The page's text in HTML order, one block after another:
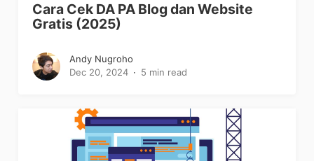
Cara Cek DA PA Blog dan Website
Gratis (2025)
Andy Nugroho
Dec 20, 2024
5 min read